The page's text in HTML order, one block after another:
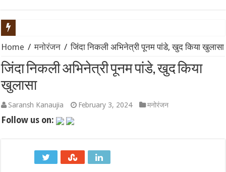
NSE और BSE का मॉक ट्रेडिंग सेशन: जानिए क्यों हुई शनिवार को
महाराष्ट्र की राजनीति में हलचल: NCP (शरदचंद्र पवार) के 8 सांसद 10
Tata Motors Onam Festive Offer 2026: ओणम पर टाटा कार
KBC 18 Start Date: आमिर खान, सनी देओल और प्रीति जिंटा संग शुरू
9 अगस्त 2026 दैनिक राशिफल: मेष से मीन तक जानें कैसा रहेगा आपका
Home / मनोरंजन / जिंदा निकली अभिनेत्री पूनम पांडे, खुद किया खुलासा
जिंदा निकली अभिनेत्री पूनम पांडे, खुद किया
खुलासा
Saransh Kanaujia February 3, 2024 मनोरंजन
Follow us on: